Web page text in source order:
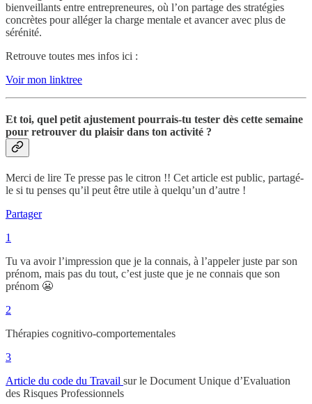
bienveillants entre entrepreneures, où l’on partage des stratégies
concrètes pour alléger la charge mentale et avancer avec plus de
sérénité.
Retrouve toutes mes infos ici :
Voir mon linktree
Et toi, quel petit ajustement pourrais-tu tester dès cette semaine
pour retrouver du plaisir dans ton activité ?
Merci de lire Te presse pas le citron !! Cet article est public, partagé-
le si tu penses qu’il peut être utile à quelqu’un d’autre !
Partager
1
Tu va avoir l’impression que je la connais, à l’appeler juste par son
prénom, mais pas du tout, c’est juste que je ne connais que son
prénom 😬
2
Thérapies cognitivo-comportementales
3
Article du code du Travail sur le Document Unique d’Evaluation
des Risques Professionnels